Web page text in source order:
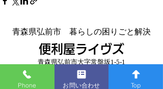
青森県弘前市 暮らしの困りごと解決
便利屋ライヴズ
青森県弘前市大字常盤坂1-5-1
0172-38-3315
Phone
お問い合わせ Top